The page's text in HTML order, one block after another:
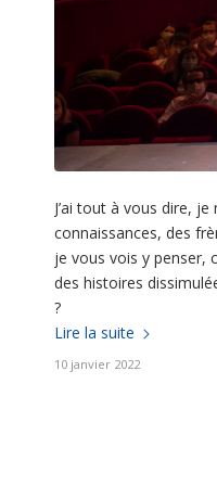
J’ai tout à vous dire,
connaissances, des
je vous vois y penser,
des histoires
?
Lire la suite
10 janvier 2022